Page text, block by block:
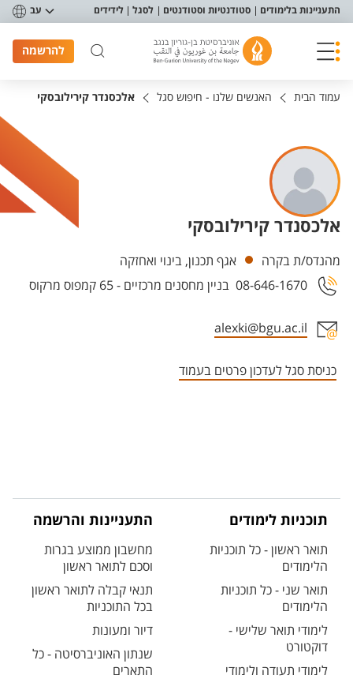
תפריט נגישות
התעניינות בלימודים סטודנטיות וסטודנטים לסגל לידידים עב
להרשמה
עמוד הבית האנשים שלנו - חיפוש סגל אלכסנדר קירילובסקי
אלכסנדר קירילובסקי
יחידות
מהנדס/ת בקרה
אגף תכנון, בינוי ואחזקה
בניין מחסנים מרכזיים - 65 קמפוס מרקוס 08-646-1670
alexki@bgu.ac.il
כניסת סגל לעדכון פרטים בעמוד
תוכניות לימודים
תואר ראשון - כל תוכניות
הלימודים
תואר שני - כל תוכניות
הלימודים
לימודי תואר שלישי -
דוקטורט
לימודי תעודה ולימודי
התעניינות והרשמה
מחשבון ממוצע בגרות
וסכם לתואר ראשון
תנאי קבלה לתואר ראשון
בכל התוכניות
דיור ומעונות
שנתון האוניברסיטה - כל
התארים